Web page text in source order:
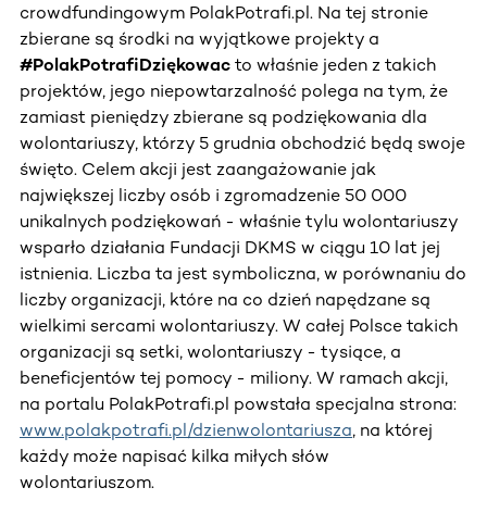
crowdfundingowym PolakPotrafi.pl. Na tej stronie
zbierane są środki na wyjątkowe projekty a
#PolakPotrafiDziękowac to właśnie jeden z takich
projektów, jego niepowtarzalność polega na tym, że
zamiast pieniędzy zbierane są podziękowania dla
wolontariuszy, którzy 5 grudnia obchodzić będą swoje
święto. Celem akcji jest zaangażowanie jak
największej liczby osób i zgromadzenie 50 000
unikalnych podziękowań - właśnie tylu wolontariuszy
wsparło działania Fundacji DKMS w ciągu 10 lat jej
istnienia. Liczba ta jest symboliczna, w porównaniu do
liczby organizacji, które na co dzień napędzane są
wielkimi sercami wolontariuszy. W całej Polsce takich
organizacji są setki, wolontariuszy - tysiące, a
beneficjentów tej pomocy - miliony. W ramach akcji,
na portalu PolakPotrafi.pl powstała specjalna strona:
www.polakpotrafi.pl/dzienwolontariusza, na której
każdy może napisać kilka miłych słów
wolontariuszom.